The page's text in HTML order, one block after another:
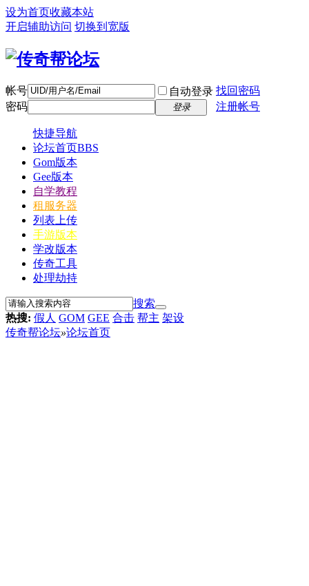
设为首页收藏本站
开启辅助访问 切换到宽版
帐号 自动登录 找回密码
密码
登录 注册帐号
快捷导航
论坛首页BBS
Gom版本
Gee版本
自学教程
租服务器
列表上传
手游版本
学改版本
传奇工具
处理劫持
搜索
热搜: 假人 GOM GEE 合击 帮主 架设
传奇帮论坛»论坛首页